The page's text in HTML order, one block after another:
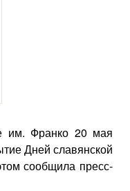
им. Франко 20 мая
Дней славянской
сообщила пресс-